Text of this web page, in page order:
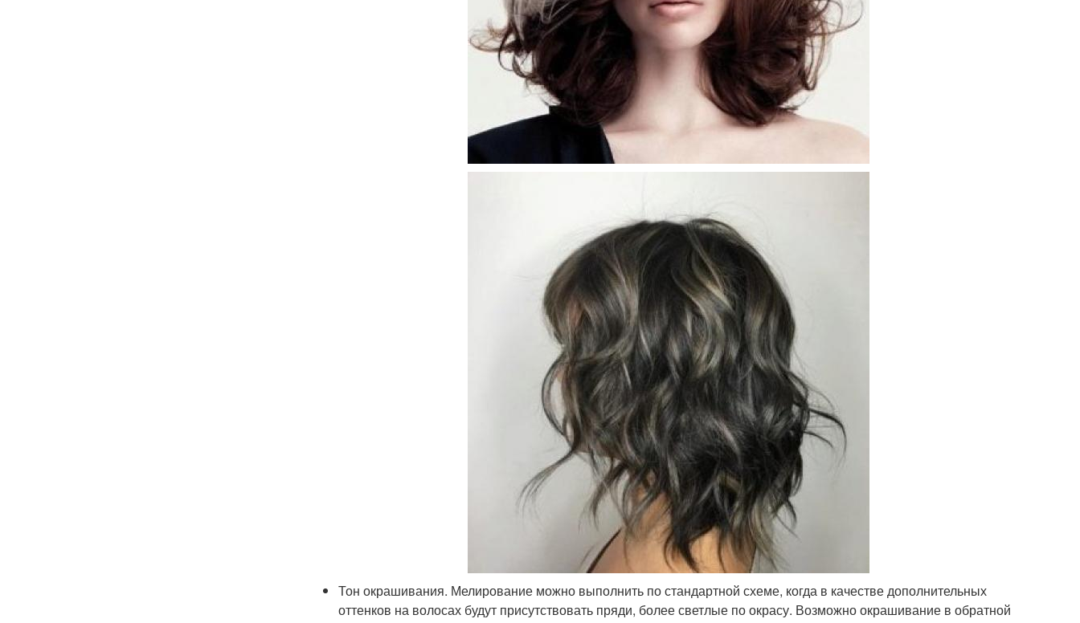
Тон окрашивания. Мелирование можно выполнить по стандартной схеме, когда в качестве дополнительных
оттенков на волосах будут присутствовать пряди, более светлые по окрасу. Возможно окрашивание в обратной